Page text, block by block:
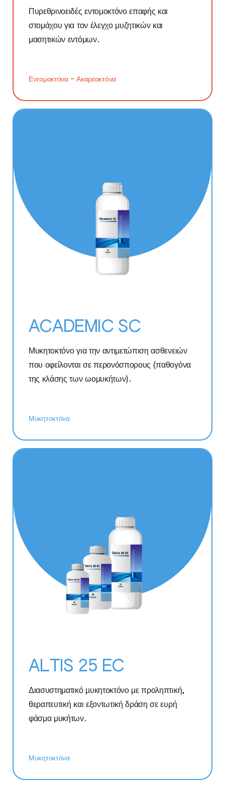
REDCAL
ISKAL
PHOMAG
Πυρεθρινοειδές εντομοκτόνο επαφής και
στομάχου για τον έλεγχο μυζητικών και
μασητικών εντόμων.
Εντομοκτόνα – Ακαρεοκτόνα
ACADEMIC SC
Μυκητοκτόνο για την αντιμετώπιση ασθενειών
που οφείλονται σε περονόσπορους (παθογόνα
της κλάσης των ωομυκήτων).
Μυκητοκτόνα
ALTIS 25 EC
Διασυστηματικό μυκητοκτόνο με προληπτική,
θεραπευτική και εξοντωτική δράση σε ευρή
φάσμα μυκήτων.
Μυκητοκτόνα